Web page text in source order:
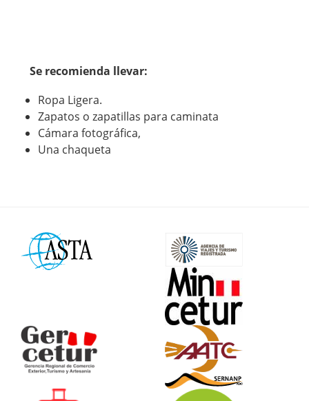
Se recomienda llevar:
Ropa Ligera.
Zapatos o zapatillas para caminata
Cámara fotográfica,
Una chaqueta